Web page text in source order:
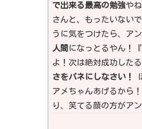
で出来る最高の勉強や
さんと、もったいない
うに気をつけたら、ア
人間 になっとるやん！
よ！次は絶対成功した
さをバネにしなさい！
アメちゃんあげるから
り、笑てる顔の方がア